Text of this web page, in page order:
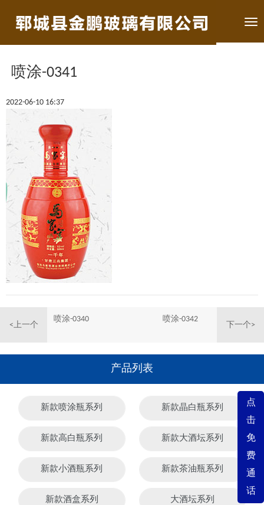
喷涂-0341
2022-06-10 16:37
<上一个
喷涂-0340
下一个>
喷涂-0342
点
击
免
费
通
话
产品列表
新款喷涂瓶系列 新款晶白瓶系列
新款高白瓶系列 新款大酒坛系列
新款小酒瓶系列 新款茶油瓶系列
新款酒盒系列 大酒坛系列